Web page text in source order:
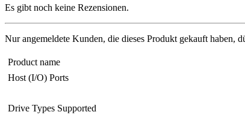
Es gibt noch keine Rezensionen.
Nur angemeldete Kunden, die dieses Produkt gekauft haben,
Product name
Host (I/O) Ports
Drive Types Supported